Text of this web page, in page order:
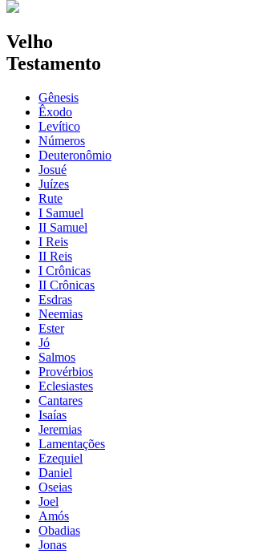
Velho
Testamento
Gênesis
Êxodo
Levítico
Números
Deuteronômio
Josué
Juízes
Rute
I Samuel
II Samuel
I Reis
II Reis
I Crônicas
II Crônicas
Esdras
Neemias
Ester
Jó
Salmos
Provérbios
Eclesiastes
Cantares
Isaías
Jeremias
Lamentações
Ezequiel
Daniel
Oseias
Joel
Amós
Obadias
Jonas